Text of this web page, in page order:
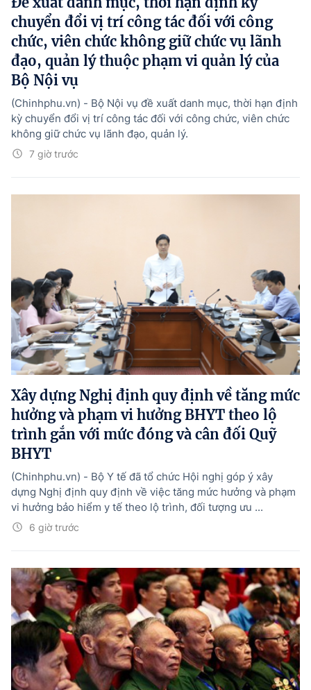
chuyển đổi vị trí công tác đối với công
chức, viên chức không giữ chức vụ lãnh
đạo, quản lý thuộc phạm vi quản lý của
Bộ Nội vụ
7 giờ trước
(Chinhphu.vn) - Bộ Nội vụ đề xuất danh mục, thời hạn định
kỳ chuyển đổi vị trí công tác đối với công chức, viên chức
không giữ chức vụ lãnh đạo, quản lý.
Xây dựng Nghị định quy định về tăng mức
hưởng và phạm vi hưởng BHYT theo lộ
trình gắn với mức đóng và cân đối Quỹ
BHYT
6 giờ trước
(Chinhphu.vn) - Bộ Y tế đã tổ chức Hội nghị góp ý xây
dựng Nghị định quy định về việc tăng mức hưởng và phạm
vi hưởng bảo hiểm y tế theo lộ trình, đối tượng ưu ...